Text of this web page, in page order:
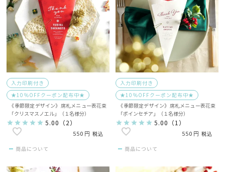
入力印刷付き
★10％OFFクーポン配布中★
《季節限定デザイン》席札メニュー表花束
「クリスマスノエル」（１名様分）
5.00 （2）
550 税込
商品について
入力印刷付き
★10％OFFクーポン配布中★
《季節限定デザイン》席札メニュー表花束
「ポインセチア」（１名様分）
5.00 （ 1 ）
550 税込
商品について